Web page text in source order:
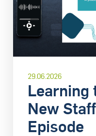
29.06.2026
Learning
New
Episode